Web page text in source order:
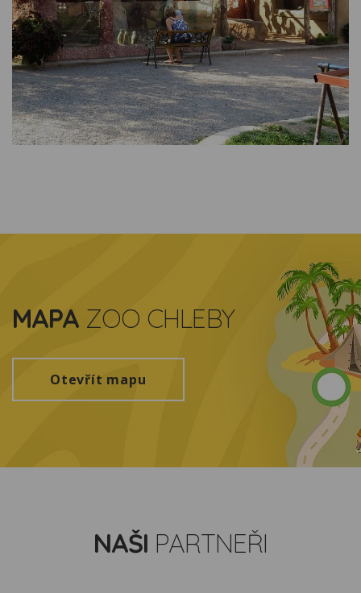
MAPA ZOO CHLEBY
Otevřít mapu
NAŠI PARTNEŘI